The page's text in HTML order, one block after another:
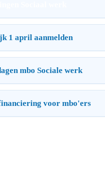
1 april aanmelden
mbo Sociale werk
voor mbo'ers